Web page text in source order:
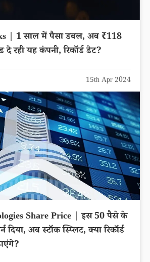
| 1 साल में पैसा डबल, अब ₹118
रही यह कंपनी, रिकॉर्ड डेट?
15th Apr 2024
Share Price | इस 50 पैसे के
दिया, अब स्टॉक स्प्लिट, क्या रिकॉर्ड